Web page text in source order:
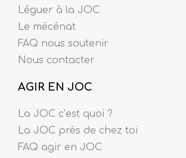
Léguer à la JOC
Le mécénat
FAQ nous soutenir
Nous contacter
AGIR EN JOC
La JOC c’est quoi ?
La JOC près de chez toi
FAQ agir en JOC